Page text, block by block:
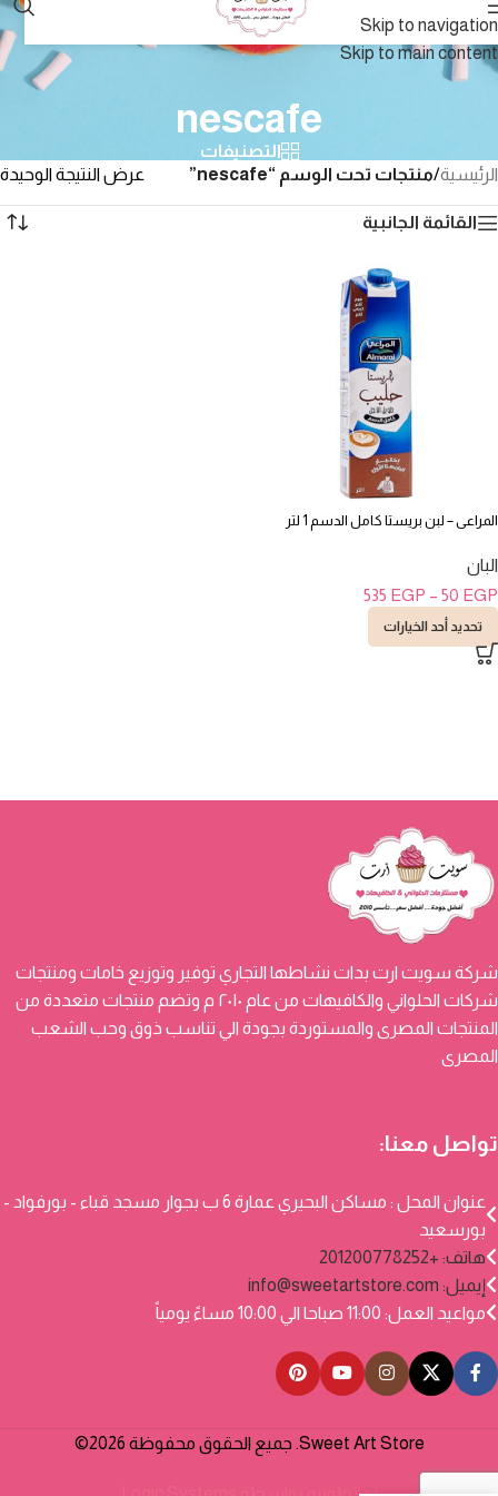
Skip to navigation
Skip to main content
nescafe
التصنيفات
الرئيسية/منتجات تحت الوسم “nescafe” عرض النتيجة الوحيدة
القائمة الجانبية
المراعى – لبن بريستا كامل الدسم 1 لتر
البان
50 EGP
–
535 EGP
تحديد أحد الخيارات
شركة سويت ارت بدات نشاطها التجاري توفير وتوزيع خامات ومنتجات
شركات الحلواني والكافيهات من عام ٢٠١٠ م وتضم منتجات متعددة من
المنتجات المصرى والمستوردة بجودة الي تناسب ذوق وحب الشعب
المصرى
تواصل معنا:
عنوان المحل : مساكن البحيري عمارة 6 ب بجوار مسجد قباء - بورفواد -
بورسعيد
هاتف: +201200778252
إيميل: info@sweetartstore.com
مواعيد العمل: 11:00 صباحا الي 10:00 مساءً يومياً
Sweet Art Store. جميع الحقوق محفوظة 2026©